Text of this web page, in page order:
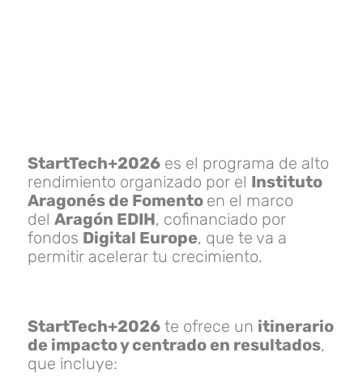
StartTech+2026es el programa de alto
rendimiento organizado por el Instituto
Aragonés de Fomento en el marco
del Aragón EDIH, cofinanciado por
fondos Digital Europe, que te va a
permitir acelerar tu crecimiento.
StartTech+2026te ofrece un itinerario
de impacto y centrado en resultados,
que incluye: